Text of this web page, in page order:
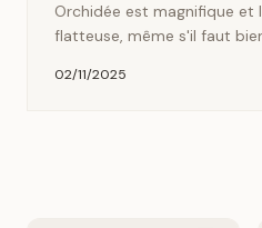
Orchidée est magnifique
flatteuse, même s'il faut
02/11/2025